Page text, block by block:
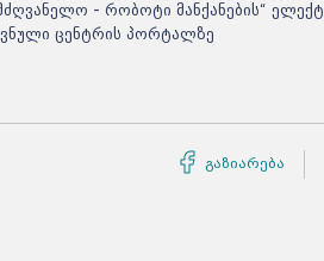
- რობოტი მანქანების“
ცენტრის პორტალზე
გაზიარება